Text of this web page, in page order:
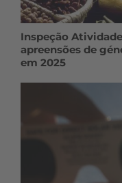
Inspeção
apreensões de
em 2025